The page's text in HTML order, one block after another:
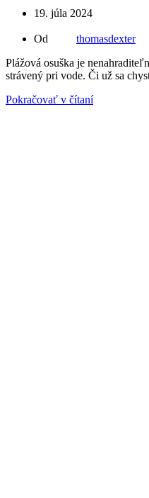
19. júla 2024
Od
thomasdexter
Plážová osuška je
strávený pri vode. Či už sa
Pokračovať v čítaní